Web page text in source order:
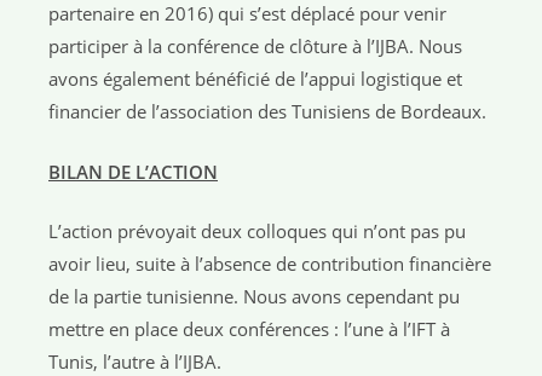
partenaire en 2016) qui s’est déplacé pour venir
participer à la conférence de clôture à l’IJBA. Nous
avons également bénéficié de l’appui logistique et
financier de l’association des Tunisiens de Bordeaux.
BILAN DE L’ACTION
L’action prévoyait deux colloques qui n’ont pas pu
avoir lieu, suite à l’absence de contribution financière
de la partie tunisienne. Nous avons cependant pu
mettre en place deux conférences : l’une à l’IFT à
Tunis, l’autre à l’IJBA.